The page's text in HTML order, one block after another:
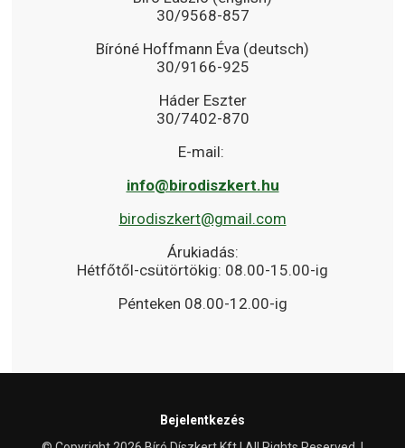
30/9568-857
Bíróné Hoffmann Éva (deutsch)
30/9166-925
Háder Eszter
30/7402-870
E-mail:
info@birodiszkert.hu
birodiszkert@gmail.com
Árukiadás:
Hétfőtől-csütörtökig: 08.00-15.00-ig
Pénteken 08.00-12.00-ig
Bejelentkezés